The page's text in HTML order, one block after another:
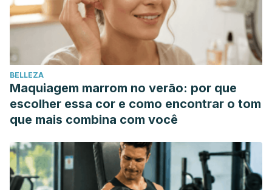
Silva, T. F. reira, & Penna, A. L. B. (2012). Colágeno:
Características químicas e propriedades funcionais. Rev
Inst Adolfo Lutz.
https://doi.org/10.1007/978-3-642-17226-
Valdés F. Vitamina C. Actas Dermo – Sifiliográficas.
Noviembre 2006. 97 (9): 557-568.
Waliszewski K. N, Blasco G. Propiedades nutracéuticas del
BELLEZA
Maquiagem marrom no verão: por que
escolher essa cor e como encontrar o tom
que mais combina com você